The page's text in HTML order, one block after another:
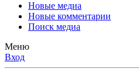
Новые медиа
Новые комментарии
Поиск медиа
Меню
Вход